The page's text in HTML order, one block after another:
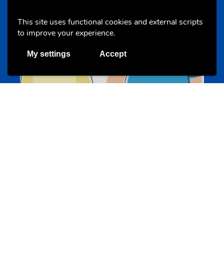
This site uses functional cookies and external scripts
to improve your experience.
My settings Accept